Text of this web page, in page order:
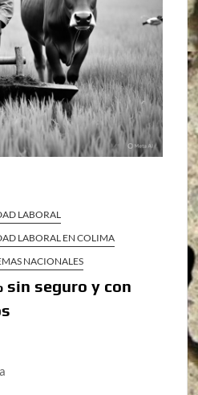
LABORAL
LABORAL EN COLIMA
NACIONALES
sin seguro y con